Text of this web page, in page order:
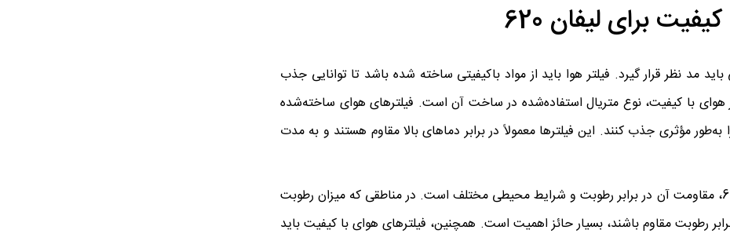
برای لیفان 620
620، ویژگی‌های مختلفی باید مد نظر قرار گیرد. فیلتر هوا باید از مواد باکیفیتی ساخته شده باشد تا توانایی جذب
هوای با کیفیت، نوع متریال استفاده‌شده در ساخت آن است. فیلترهای هوای ساخته‌شده
مؤثری جذب کنند. این فیلترها معمولاً در برابر دماهای بالا مقاوم هستند و به مدت
یکی دیگر از ویژگی‌های فیلتر هوای مناسب برای لیفان 620، مقاومت آن در برابر رطوبت و شرایط محیطی مختلف است. در مناطقی که میزان رطوبت
رطوبت مقاوم باشند، بسیار حائز اهمیت است. همچنین، فیلترهای هوای با کیفیت باید